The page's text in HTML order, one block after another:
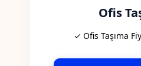
Ofis
✓ Ofis Taşıma